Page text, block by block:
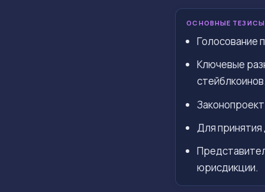
ОСНОВНЫЕ ТЕЗИСЫ
Голосование
Ключевые
Для
юрисдикции.